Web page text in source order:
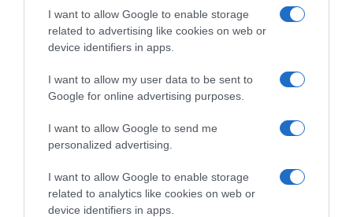
I want to allow Google to enable storage
related to advertising like cookies on web or
device identifiers in apps.
I want to allow my user data to be sent to
Google for online advertising purposes.
I want to allow Google to send me
personalized advertising.
I want to allow Google to enable storage
related to analytics like cookies on web or
device identifiers in apps.
korisno i doprinositi zdravijem i prirodnijem okruženju.
Zaključak:Ljuske od jaja pokazale su se kao jednostavan,
i vrtu. Umjesto da završavaju u smeću, mogu pomoći biljkama,
troškova. Njihova praktična primjena pokazuje kako i male navike
mogu imati pozitivan uticaj na okoliš i smanjenje otpada. Sve više
rješenjima koja ne zahtijevaju posebna ulaganja. Ponekad se
najkorisnije stvari kriju upravo u onome što svakodnevno